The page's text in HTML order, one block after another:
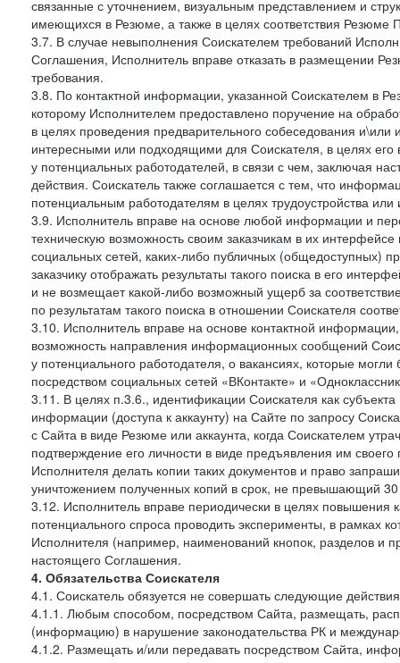
связанные с уточнением, визуальным представлением и
имеющихся в Резюме, а также в целях соответствия
3.7. В случае невыполнения Соискателем требований
Соглашения, Исполнитель вправе отказать в размещении
требования.
3.8. По контактной информации, указанной Соискателем в
которому Исполнителем предоставлено поручение на
в целях проведения предварительного собеседования
интересными или подходящими для Соискателя, в целях его
у потенциальных работодателей, в связи с чем, заключая
действия. Соискатель также соглашается с тем, что
потенциальным работодателям в целях трудоустройства
3.9. Исполнитель вправе на основе любой информации и
техническую возможность своим заказчикам в их
социальных сетей, каких-либо публичных (общедоступных)
заказчику отображать результаты такого поиска в его
и не возмещает какой-либо возможный ущерб за
по результатам такого поиска в отношении Соискателя
3.10. Исполнитель вправе на основе контактной
возможность направления информационных сообщений
у потенциального работодателя, о вакансиях, которые
посредством социальных сетей «ВКонтакте» и
3.11. В целях п.3.6., идентификации Соискателя как
информации (доступа к аккаунту) на Сайте по запросу
с Сайта в виде Резюме или аккаунта, когда Соискателем
подтверждение его личности в виде предъявления им
Исполнителя делать копии таких документов и право
уничтожением полученных копий в срок, не превышающий
3.12. Исполнитель вправе периодически в целях повышения
потенциального спроса проводить эксперименты, в рамках
Исполнителя (например, наименований кнопок, разделов и
настоящего Соглашения.
4. Обязательства Соискателя
4.1. Соискатель обязуется не совершать следующие
4.1.1. Любым способом, посредством Сайта, размещать,
(информацию) в нарушение законодательства РК и
4.1.2. Размещать и/или передавать посредством Сайта,